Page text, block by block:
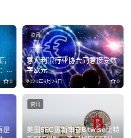
0
意大利银行业协会同意接受数
字欧元
2020年6月26日 0
资讯
是
美国SEC重新审查Bitwise比特
资讯